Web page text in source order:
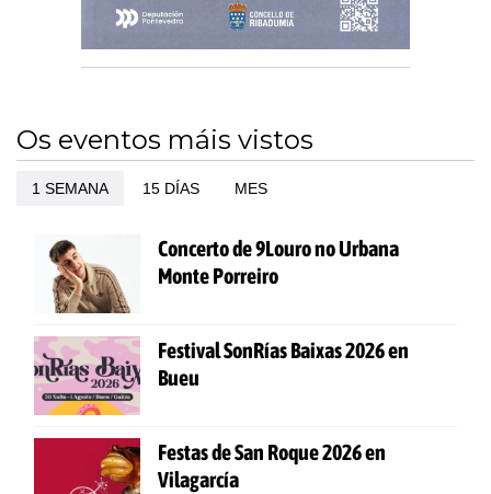
Os eventos máis vistos
1 SEMANA 15 DÍAS MES
Concerto de 9Louro no Urbana
Monte Porreiro
Festival SonRías Baixas 2026 en
Bueu
Festas de San Roque 2026 en
Vilagarcía